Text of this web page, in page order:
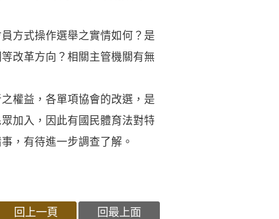
方式操作選舉之實情如何？是
改革方向？相關主管機關有無
權益，各單項協會的改選，是
加入，因此有國民體育法對特
，有待進一步調查了解。
回上一頁 回最上面